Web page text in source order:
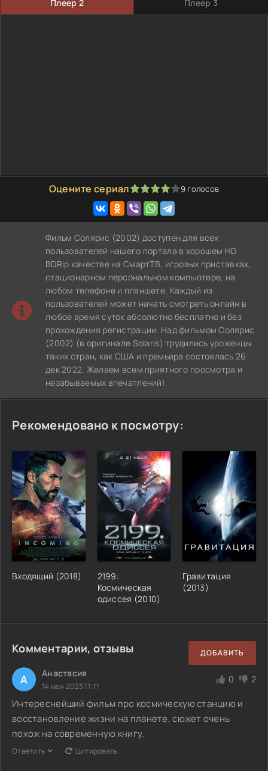
Плеер 2 Плеер 3
Оцените сериал
1 2 3 4 5 9голосов
Фильм Солярис (2002) доступен для всех
пользователей нашего портала в хорошем HD
BDRip качестве на СмартТВ, игровых приставках,
стационарном персональном компьютере, на
любом телефоне и планшете. Каждый из
пользователей может начать смотреть онлайн в
любое время суток абсолютно бесплатно и без
прохождения регистрации. Над фильмом Солярис
(2002) (в оригинале Solaris) трудились уроженцы
таких стран, как США и премьера состоялась 26
дек 2022. Желаем всем приятного просмотра и
незабываемых впечатлений!
Рекомендовано к посмотру:
Входящий (2018)
2199:
Космическая
одиссея (2010)
Гравитация
(2013)
Комментарии, отзывы ДОБАВИТЬ
А Анастасия
14 мая 2023 11:11
0 2
Интереснейший фильм про космическую станцию и
восстановление жизни на планете, сюжет очень
похож на современную книгу.
Ответить Цитировать